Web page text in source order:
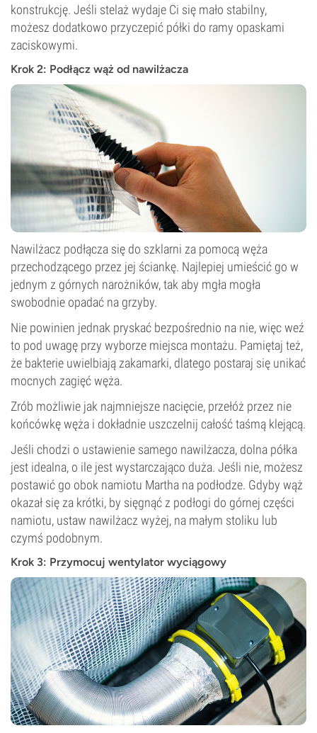
konstrukcję. Jeśli stelaż wydaje Ci się mało stabilny,
możesz dodatkowo przyczepić półki do ramy opaskami
zaciskowymi.
Krok 2: Podłącz wąż od nawilżacza
Nawilżacz podłącza się do szklarni za pomocą węża
przechodzącego przez jej ściankę. Najlepiej umieścić go w
jednym z górnych narożników, tak aby mgła mogła
swobodnie opadać na grzyby.
Nie powinien jednak pryskać bezpośrednio na nie, więc weź
to pod uwagę przy wyborze miejsca montażu. Pamiętaj też,
że bakterie uwielbiają zakamarki, dlatego postaraj się unikać
mocnych zagięć węża.
Zrób możliwie jak najmniejsze nacięcie, przełóż przez nie
końcówkę węża i dokładnie uszczelnij całość taśmą klejącą.
Jeśli chodzi o ustawienie samego nawilżacza, dolna półka
jest idealna, o ile jest wystarczająco duża. Jeśli nie, możesz
postawić go obok namiotu Martha na podłodze. Gdyby wąż
okazał się za krótki, by sięgnąć z podłogi do górnej części
namiotu, ustaw nawilżacz wyżej, na małym stoliku lub
czymś podobnym.
Krok 3: Przymocuj wentylator wyciągowy